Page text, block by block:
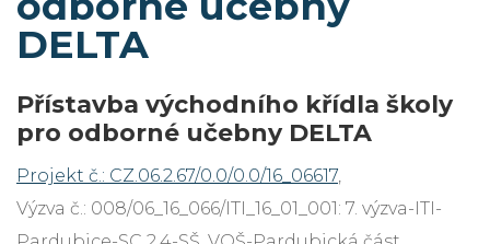
DELTA
Přístavba východního křídla školy
pro odborné učebny DELTA
Projekt č.: CZ.06.2.67/0.0/0.0/16_06617,
Výzva č.: 008/06_16_066/ITI_16_01_001: 7. výzva-ITI-